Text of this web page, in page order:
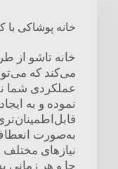
خانه پوشاکی با
خانه تاشو از
می‌کند که
عملکردی شما
نموده و به
به‌صورت
نیازهای مختلف
جا و هر زمانی